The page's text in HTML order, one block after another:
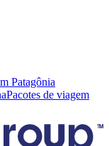
Patagônia
Pacotes de viagem